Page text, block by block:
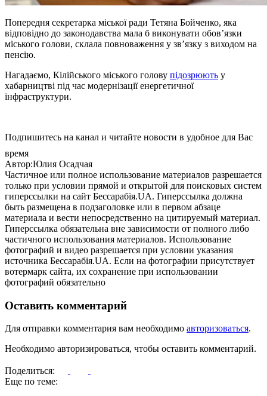
Попередня секретарка міської ради Тетяна Бойченко, яка
відповідно до законодавства мала б виконувати обов’язки
міського голови, склала повноваження у зв’язку з виходом на
пенсію.
Нагадаємо, Кілійського міського голову підозрюють у
хабарництві під час модернізації енергетичної
інфраструктури.
Подпишитесь на канал и читайте новости в удобное для Вас
время
Автор:Юлия Осадчая
Частичное или полное использование материалов разрешается
только при условии прямой и открытой для поисковых систем
гиперссылки на сайт Бессарабія.UA. Гиперссылка должна
быть размещена в подзаголовке или в первом абзаце
материала и вести непосредственно на цитируемый материал.
Гиперссылка обязательна вне зависимости от полного либо
частичного использования материалов. Использование
фотографий и видео разрешается при условии указания
источника Бессарабія.UA. Если на фотографии присутствует
вотермарк сайта, их сохранение при использовании
фотографий обязательно
Оставить комментарий
Для отправки комментария вам необходимо авторизоваться.
Необходимо авторизироваться, чтобы оставить комментарий.
Поделиться:
Еще по теме: